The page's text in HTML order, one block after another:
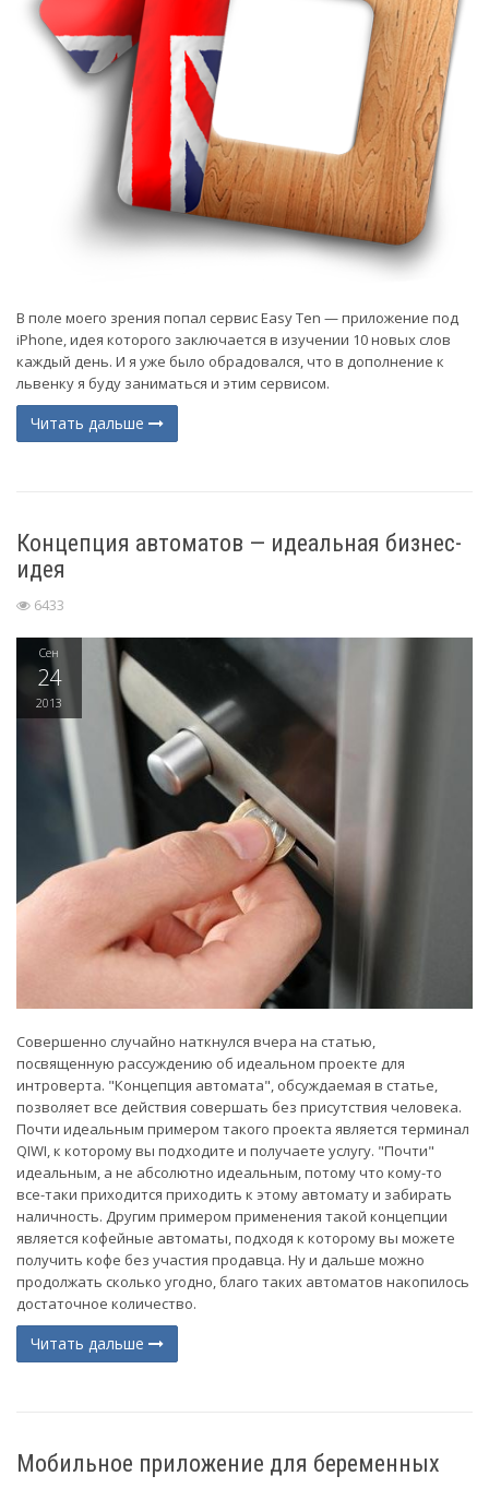
В поле моего зрения попал сервис Easy Ten — приложение под
iPhone, идея которого заключается в изучении 10 новых слов
каждый день. И я уже было обрадовался, что в дополнение к
львенку я буду заниматься и этим сервисом.
Читать дальше
Концепция автоматов — идеальная бизнес-
идея
6433
Сен
24
2013
Совершенно случайно наткнулся вчера на статью,
посвященную рассуждению об идеальном проекте для
интроверта. "Концепция автомата", обсуждаемая в статье,
позволяет все действия совершать без присутствия человека.
Почти идеальным примером такого проекта является терминал
QIWI, к которому вы подходите и получаете услугу. "Почти"
идеальным, а не абсолютно идеальным, потому что кому-то
все-таки приходится приходить к этому автомату и забирать
наличность. Другим примером применения такой концепции
является кофейные автоматы, подходя к которому вы можете
получить кофе без участия продавца. Ну и дальше можно
продолжать сколько угодно, благо таких автоматов накопилось
достаточное количество.
Читать дальше
Мобильное приложение для беременных